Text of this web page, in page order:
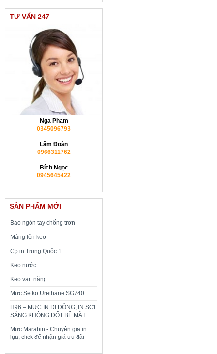
TƯ VẤN 247
Nga Pham
0345096793
Lâm Đoàn
0966311762
Bích Ngọc
0945645422
SẢN PHẨM MỚI
Bao ngón tay chống trơn
Máng lên keo
Cọ in Trung Quốc 1
Keo nước
Keo vạn năng
Mực Seiko Urethane SG740
H96 – MỰC IN DI ĐỘNG, IN SỢI
SÁNG KHÔNG ĐỐT BỀ MẶT
Mực Marabin - Chuyên gia in
lụa, click để nhận giá ưu đãi